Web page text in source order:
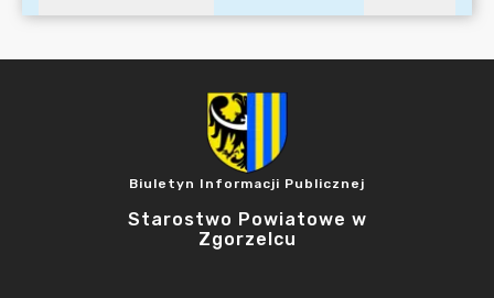
Biuletyn Informacji Publicznej
Starostwo Powiatowe w
Zgorzelcu